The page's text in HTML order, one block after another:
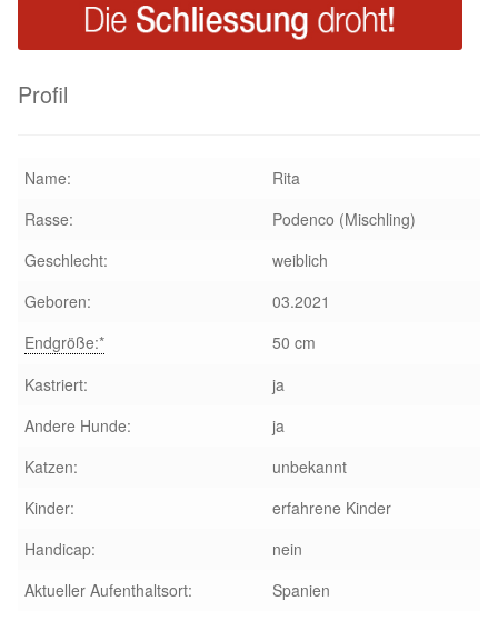
Glückliche Fellnasen
Aktuelles
Reiseberichte
Kreativprojekte
Unsere Partnertierheime
Partnertierheim La Linea in Spanien
Aktion „Hilfe La Linea“
Updates „Hilfe La Linea“
Profil
Name:
Rita
Rasse:
Podenco (Mischling)
Geschlecht:
weiblich
Geboren:
03.2021
Endgröße:*
50 cm
Kastriert:
ja
Andere Hunde:
ja
Katzen:
unbekannt
Kinder:
erfahrene Kinder
Handicap:
nein
Aktueller Aufenthaltsort:
Spanien